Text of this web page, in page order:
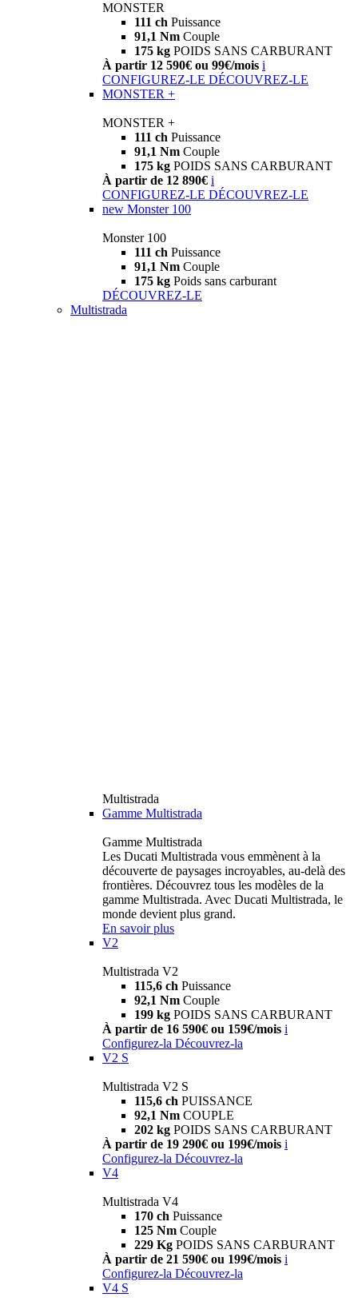
MONSTER
111 ch Puissance
91,1 Nm Couple
175 kg POIDS SANS CARBURANT
À partir 12 590€ ou 99€/mois i
CONFIGUREZ-LE DÉCOUVREZ-LE
MONSTER +
MONSTER +
111 ch Puissance
91,1 Nm Couple
175 kg POIDS SANS CARBURANT
À partir de 12 890€ i
CONFIGUREZ-LE DÉCOUVREZ-LE
new Monster 100
Monster 100
111 ch Puissance
91,1 Nm Couple
175 kg Poids sans carburant
DÉCOUVREZ-LE
Multistrada
Multistrada
Gamme Multistrada
Gamme Multistrada
Les Ducati Multistrada vous emmènent à la
découverte de paysages incroyables, au-delà des
frontières. Découvrez tous les modèles de la
gamme Multistrada. Avec Ducati Multistrada, le
monde devient plus grand.
En savoir plus
V2
Multistrada V2
115,6 ch Puissance
92,1 Nm Couple
199 kg POIDS SANS CARBURANT
À partir de 16 590€ ou 159€/mois i
Configurez-la Découvrez-la
V2 S
Multistrada V2 S
115,6 ch PUISSANCE
92,1 Nm COUPLE
202 kg POIDS SANS CARBURANT
À partir de 19 290€ ou 199€/mois i
Configurez-la Découvrez-la
V4
Multistrada V4
170 ch Puissance
125 Nm Couple
229 Kg POIDS SANS CARBURANT
À partir de 21 590€ ou 199€/mois i
Configurez-la Découvrez-la
V4 S